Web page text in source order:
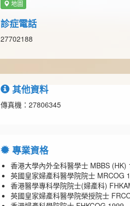
地圖
診症電話
27702188
其他資料
傳真機：27806345
專業資格
香港大學內外全科醫學士 MBBS (HK)
英國皇家婦產科醫學院院士 MRCOG
香港醫學專科學院院士(婦產科)
英國皇家婦產科醫學院榮授院士